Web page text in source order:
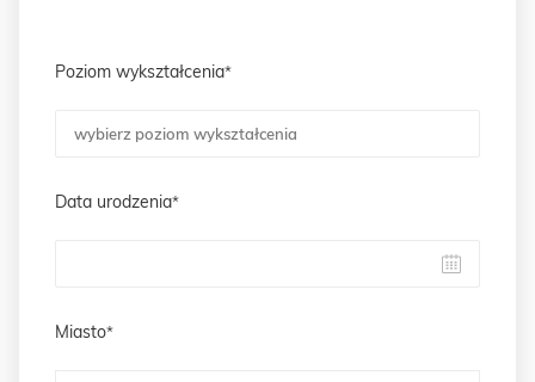
Poziom wykształcenia
Data urodzenia
Miasto